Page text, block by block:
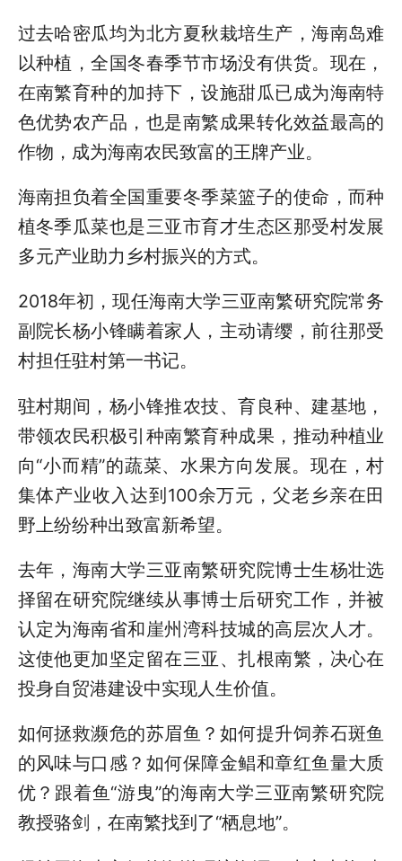
过去哈密瓜均为北方夏秋栽培生产，海南岛难
以种植，全国冬春季节市场没有供货。现在，
在南繁育种的加持下，设施甜瓜已成为海南特
色优势农产品，也是南繁成果转化效益最高的
作物，成为海南农民致富的王牌产业。
海南担负着全国重要冬季菜篮子的使命，而种
植冬季瓜菜也是三亚市育才生态区那受村发展
多元产业助力乡村振兴的方式。
2018年初，现任海南大学三亚南繁研究院常务
副院长杨小锋瞒着家人，主动请缨，前往那受
村担任驻村第一书记。
驻村期间，杨小锋推农技、育良种、建基地，
带领农民积极引种南繁育种成果，推动种植业
向“小而精”的蔬菜、水果方向发展。现在，村
集体产业收入达到100余万元，父老乡亲在田
野上纷纷种出致富新希望。
去年，海南大学三亚南繁研究院博士生杨壮选
择留在研究院继续从事博士后研究工作，并被
认定为海南省和崖州湾科技城的高层次人才。
这使他更加坚定留在三亚、扎根南繁，决心在
投身自贸港建设中实现人生价值。
如何拯救濒危的苏眉鱼？如何提升饲养石斑鱼
的风味与口感？如何保障金鲳和章红鱼量大质
优？跟着鱼“游曳”的海南大学三亚南繁研究院
教授骆剑，在南繁找到了“栖息地”。